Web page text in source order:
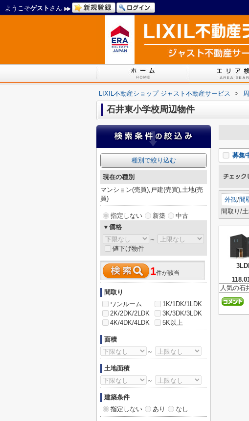
ようこそゲスト さん
LIXIL不動産ショップ ジャスト不動産サービス >
石井東小学校周辺物件
募集
外観/間
間取り/
人気の石
種別で絞り込む
現在の種別
マンション(売買),戸建(売買),土地(売
買)
指定しない 新築
中古
▼価格
～
値下げ物件
1件が該当
間取り
ワンルーム
1K/1DK/1LDK
2K/2DK/2LDK
3K/3DK/3LDK
4K/4DK/4LDK
5K以上
面積
～
土地面積
～
建築条件
指定しない
あり なし